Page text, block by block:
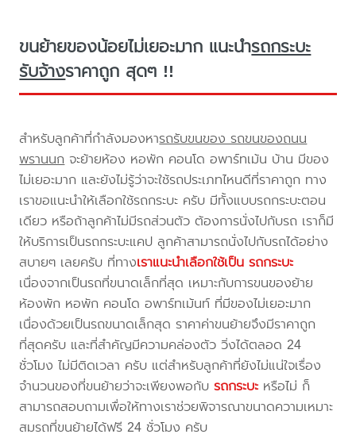
ขนย้ายของน้อยไม่เยอะมาก แนะนำรถกระบะ
รับจ้างราคาถูก สุดๆ !!
สำหรับลูกค้าที่กำลังมองหารถรับขนของ รถขนของถนน
พรานนก จะย้ายห้อง หอพัก คอนโด อพาร์ทเม้น บ้าน มีของ
ไม่เยอะมาก และยังไม่รู้ว่าจะใช้รถประเภทไหนดีที่ราคาถูก ทาง
เราขอแนะนำให้เลือกใช้รถกระบะ ครับ มีทั้งแบบรถกระบะตอน
เดียว หรือถ้าลูกค้าไม่มีรถส่วนตัว ต้องการนั่งไปกับรถ เราก็มี
ให้บริการเป็นรถกระบะแคป ลูกค้าสามารถนั่งไปกับรถได้อย่าง
สบายๆ เลยครับ ที่ทางเราแนะนำเลือกใช้เป็น รถกระบะ
เนื่องจากเป็นรถที่ขนาดเล็กที่สุด เหมาะกับการขนของย้าย
ห้องพัก หอพัก คอนโด อพาร์ทเม้นท์ ที่มีของไม่เยอะมาก
เนื่องด้วยเป็นรถขนาดเล็กสุด ราคาค่าขนย้ายจึงมีราคาถูก
ที่สุดครับ และที่สำคัญมีความคล่องตัว วิ่งได้ตลอด 24
ชั่วโมง ไม่มีติดเวลา ครับ แต่สำหรับลูกค้าที่ยังไม่แน่ใจเรื่อง
จำนวนของที่ขนย้ายว่าจะเพียงพอกับรถกระบะ หรือไม่ ก็
สามารถสอบถามเพื่อให้ทางเราช่วยพิจารณาขนาดความเหมาะ
สมรถที่ขนย้ายได้ฟรี 24 ชั่วโมง ครับ